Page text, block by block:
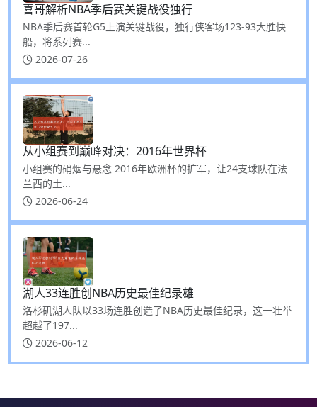
喜哥解析NBA季后赛关键战役独行
NBA季后赛首轮G5上演关键战役，独行侠客场123-93大胜快
船，将系列赛...
2026-07-26
从小组赛到巅峰对决：2016年世界杯
小组赛的硝烟与悬念 2016年欧洲杯的扩军，让24支球队在法
兰西的土...
2026-06-24
湖人33连胜创NBA历史最佳纪录雄
洛杉矶湖人队以33场连胜创造了NBA历史最佳纪录，这一壮举
超越了197...
2026-06-12